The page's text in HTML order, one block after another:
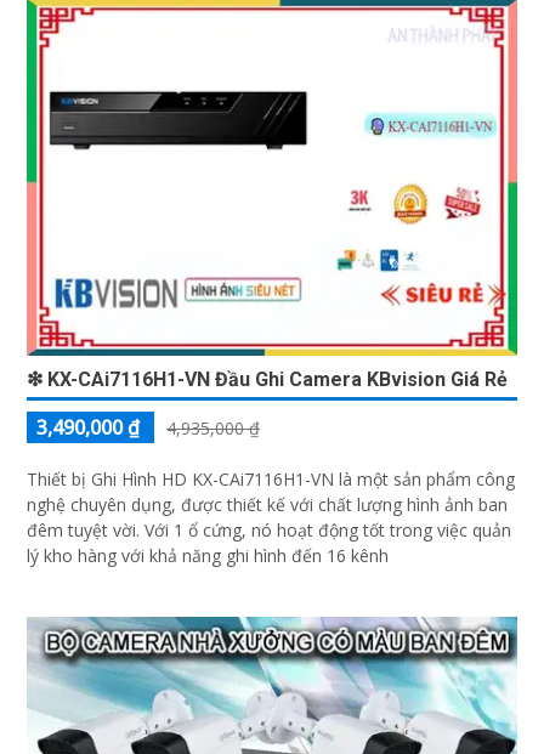
❇ KX-CAi7116H1-VN Đầu Ghi Camera KBvision Giá Rẻ
3,490,000 ₫ 4,935,000 ₫
Thiết bị Ghi Hình HD KX-CAi7116H1-VN là một sản phẩm công
nghệ chuyên dụng, được thiết kế với chất lượng hình ảnh ban
đêm tuyệt vời. Với 1 ổ cứng, nó hoạt động tốt trong việc quản
lý kho hàng với khả năng ghi hình đến 16 kênh